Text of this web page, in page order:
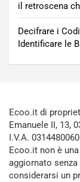
il retroscena
Decifrare i
Identificare le
Ecoo.it di
Emanuele II, 13,
I.V.A.
Ecoo.it non è
aggiornato
considerarsi un